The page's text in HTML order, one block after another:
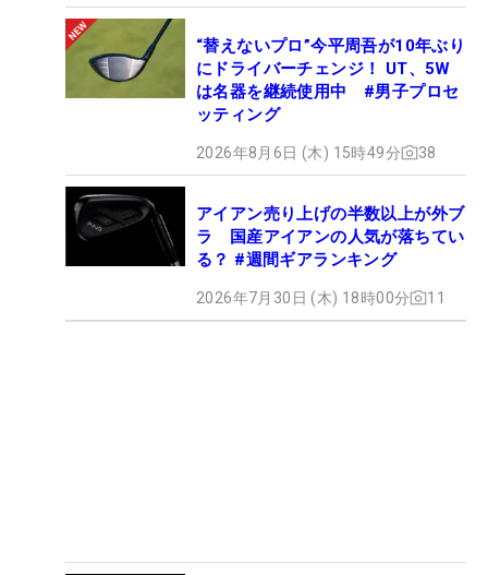
“替えないプロ”今平周吾が10年ぶり
にドライバーチェンジ！ UT、5W
は名器を継続使用中 #男子プロセ
ッティング
2026年8月6日 (木) 15時49分 38
アイアン売り上げの半数以上が外ブ
ラ 国産アイアンの人気が落ちてい
る？ #週間ギアランキング
2026年7月30日 (木) 18時00分 11